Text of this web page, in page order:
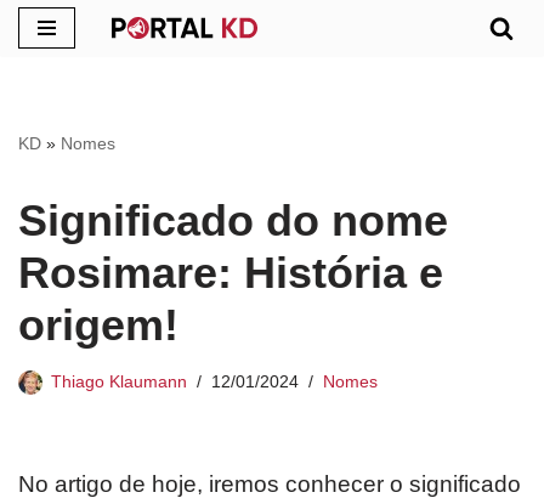
conteúdo
KD » Nomes
Significado do nome
Rosimare: História e
origem!
Thiago Klaumann 12/01/2024 Nomes
No artigo de hoje, iremos conhecer o significado